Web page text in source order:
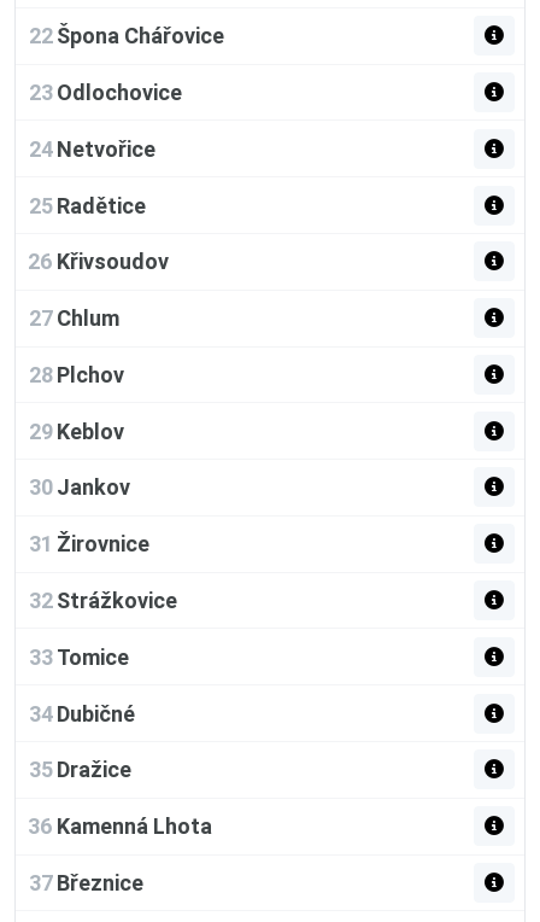
22 Špona Chářovice
23 Odlochovice
24 Netvořice
25 Radětice
26 Křivsoudov
27 Chlum
28 Plchov
29 Keblov
30 Jankov
31 Žirovnice
32 Strážkovice
33 Tomice
34 Dubičné
35 Dražice
36 Kamenná Lhota
37 Březnice